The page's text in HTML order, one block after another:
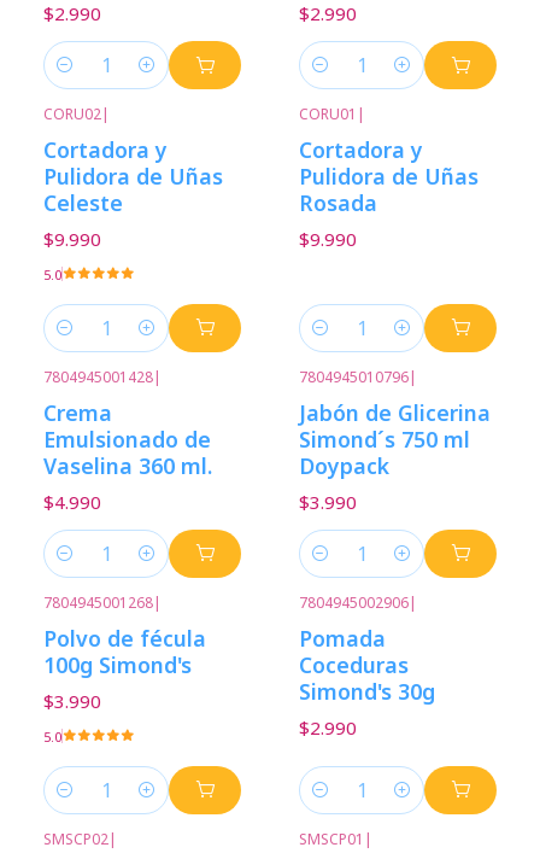
$2.990
Cantidad
$2.990
Cantidad
CORU02|
Cortadora y
Pulidora de Uñas
Celeste
$9.990
5.0
Cantidad
CORU01 |
Cortadora y
Pulidora de Uñas
Rosada
$9.990
Cantidad
7804945001428|
Crema
Emulsionado de
Vaselina 360 ml.
$4.990
Cantidad
7804945010796|
Jabón de Glicerina
Simond´s 750 ml
Doypack
$3.990
Cantidad
7804945001268|
Polvo de fécula
100g Simond's
$3.990
5.0
Cantidad
7804945002906|
Pomada
Coceduras
Simond's 30g
$2.990
Cantidad
SMSCP02| SMSCP01 |